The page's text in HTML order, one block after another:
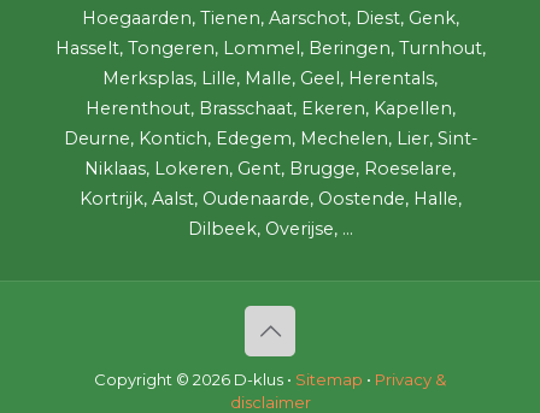
Hoegaarden, Tienen, Aarschot, Diest, Genk,
Hasselt, Tongeren, Lommel, Beringen, Turnhout,
Merksplas, Lille, Malle, Geel, Herentals,
Herenthout, Brasschaat, Ekeren, Kapellen,
Deurne, Kontich, Edegem, Mechelen, Lier, Sint-
Niklaas, Lokeren, Gent, Brugge, Roeselare,
Kortrijk, Aalst, Oudenaarde, Oostende, Halle,
Dilbeek, Overijse, ...
Copyright © 2026 D-klus • Sitemap • Privacy &
disclaimer